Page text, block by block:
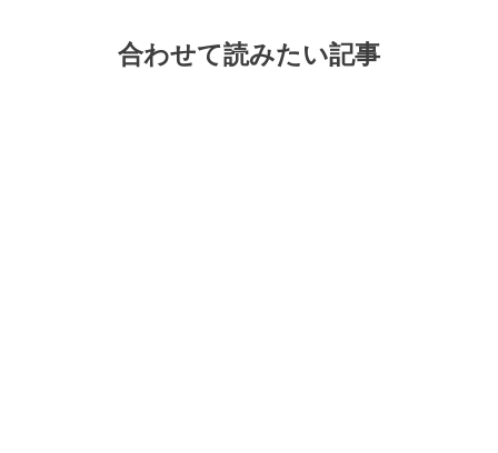
合わせて読みたい記事